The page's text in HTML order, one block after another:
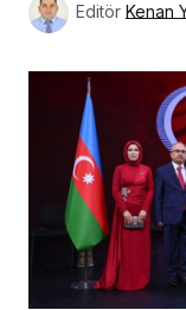
Editör Kenan